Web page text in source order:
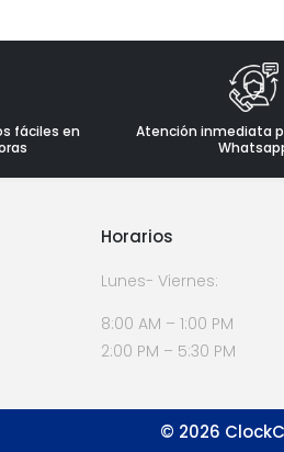
fáciles en
Atención inmediata
Horarios
Lunes- Viernes:
8:00 AM – 1:00 PM
2:00 PM – 5:30 PM
© 2026